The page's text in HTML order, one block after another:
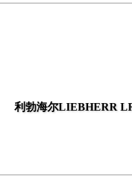
利勃海尔LIEBHERR